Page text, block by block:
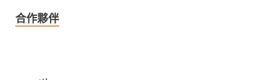
合作夥伴